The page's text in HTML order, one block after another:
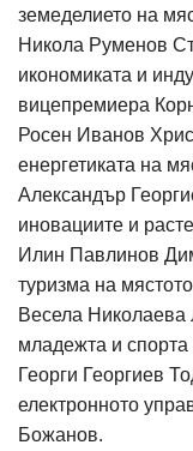
земеделието на
Никола Руменов
икономиката и
вицепремиера
Росен Иванов
енергетиката на
Александър
иновациите и
Илин Павлинов
туризма на
Весела Николаева
младежта и
Георги Георгиев
електронното
Божанов.